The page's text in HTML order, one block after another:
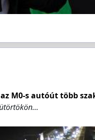
M0-s autóút több